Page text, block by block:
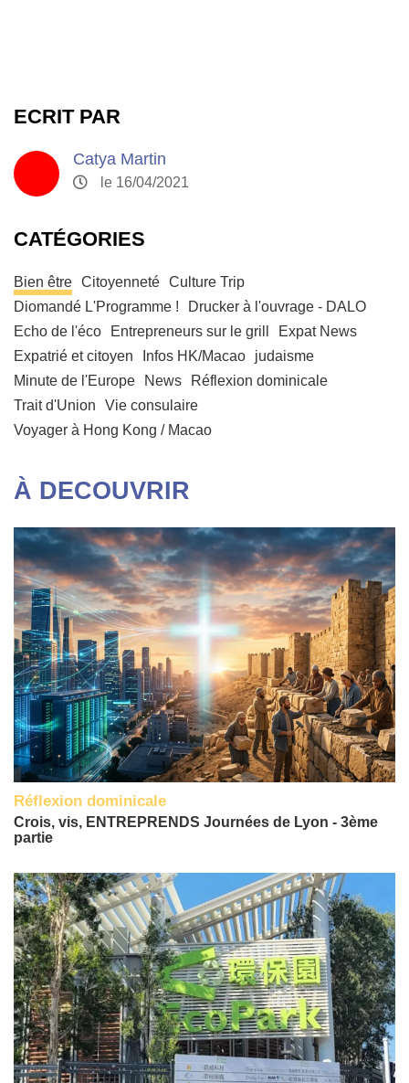
ECRIT PAR
Catya Martin
le 16/04/2021
CATÉGORIES
Bien être Citoyenneté Culture Trip
Diomandé L'Programme !
Drucker à l'ouvrage - DALO
Echo de l'éco
Entrepreneurs sur le grill
Expat News
Expatrié et citoyen
Infos HK/Macao
judaisme
Minute de l'Europe
News
Réflexion dominicale
Trait d'Union
Vie consulaire
Voyager à Hong Kong / Macao
À DECOUVRIR
Réflexion dominicale
Crois, vis, ENTREPRENDS Journées de Lyon - 3ème
partie